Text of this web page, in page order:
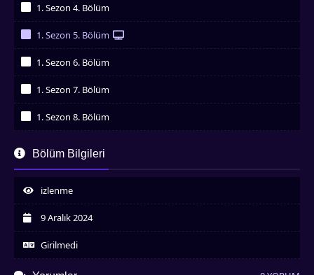
1. Sezon 4. Bölüm
1. Sezon 5. Bölüm
1. Sezon 6. Bölüm
1. Sezon 7. Bölüm
1. Sezon 8. Bölüm
İzledim
İzledim
1. Sezon 10. Bölüm
İzledim
İzledim
Bölüm Bilgileri
izlenme
9 Aralık 2024
Girilmedi